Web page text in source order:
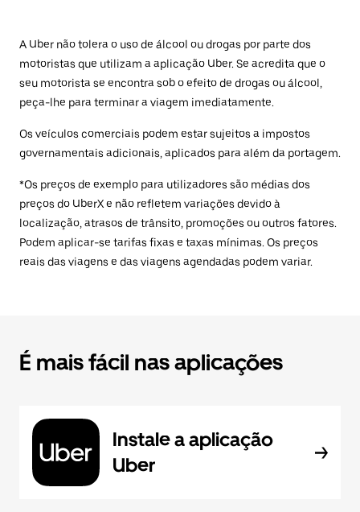
A Uber não tolera o uso de álcool ou drogas por parte dos
motoristas que utilizam a aplicação Uber. Se acredita que o
seu motorista se encontra sob o efeito de drogas ou álcool,
peça-lhe para terminar a viagem imediatamente.
Os veículos comerciais podem estar sujeitos a impostos
governamentais adicionais, aplicados para além da portagem.
*Os preços de exemplo para utilizadores são médias dos
preços do UberX e não refletem variações devido à
localização, atrasos de trânsito, promoções ou outros fatores.
Podem aplicar-se tarifas fixas e taxas mínimas. Os preços
reais das viagens e das viagens agendadas podem variar.
É mais fácil nas aplicações
Instale a aplicação
Uber